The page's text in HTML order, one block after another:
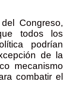
Congreso,
todos los
podrían
de la
mecanismo
combatir el